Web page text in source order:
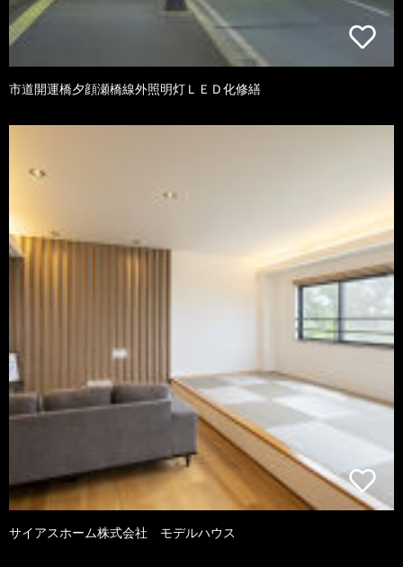
市道開運橋夕顔瀬橋線外照明灯ＬＥＤ化修繕
サイアスホーム株式会社 モデルハウス